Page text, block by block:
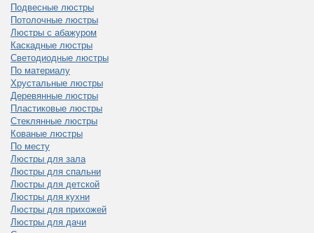
Подвесные люстры
Потолочные люстры
Люстры с абажуром
Каскадные люстры
Светодиодные люстры
По материалу
Хрустальные люстры
Деревянные люстры
Пластиковые люстры
Стеклянные люстры
Кованые люстры
По месту
Люстры для зала
Люстры для спальни
Люстры для детской
Люстры для кухни
Люстры для прихожей
Люстры для дачи